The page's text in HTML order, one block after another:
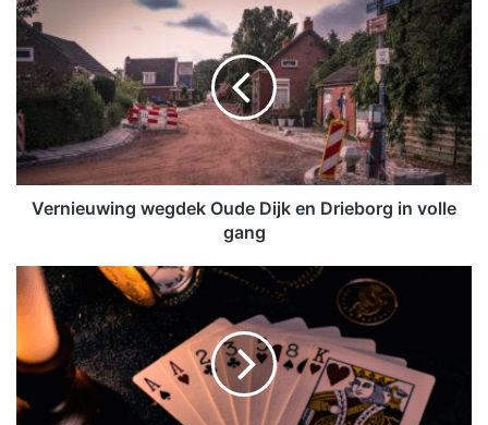
e
r
e
u
w
i
g
d
e
k
u
Vernieuwing wegdek Oude Dijk en Drieborg in volle
gang
n
i
n
v